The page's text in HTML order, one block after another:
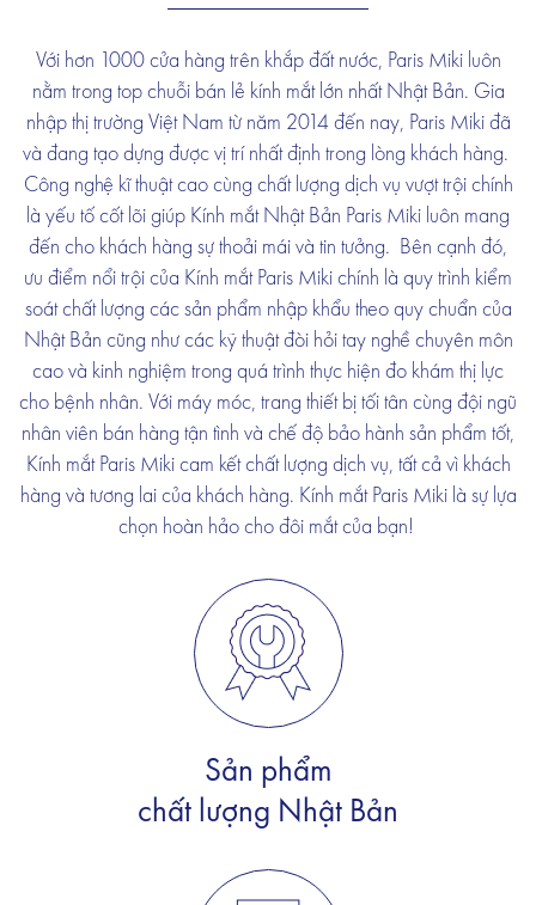
Với hơn 1000 cửa hàng trên khắp đất nước, Paris Miki luôn
nằm trong top chuỗi bán lẻ kính mắt lớn nhất Nhật Bản. Gia
nhập thị trường Việt Nam từ năm 2014 đến nay, Paris Miki đã
và đang tạo dựng được vị trí nhất định trong lòng khách hàng.
Công nghệ kĩ thuật cao cùng chất lượng dịch vụ vượt trội chính
là yếu tố cốt lõi giúp Kính mắt Nhật Bản Paris Miki luôn mang
đến cho khách hàng sự thoải mái và tin tưởng. Bên cạnh đó,
ưu điểm nổi trội của Kính mắt Paris Miki chính là quy trình kiểm
soát chất lượng các sản phẩm nhập khẩu theo quy chuẩn của
Nhật Bản cũng như các kỹ thuật đòi hỏi tay nghề chuyên môn
cao và kinh nghiệm trong quá trình thực hiện đo khám thị lực
cho bệnh nhân. Với máy móc, trang thiết bị tối tân cùng đội ngũ
nhân viên bán hàng tận tình và chế độ bảo hành sản phẩm tốt,
Kính mắt Paris Miki cam kết chất lượng dịch vụ, tất cả vì khách
hàng và tương lai của khách hàng. Kính mắt Paris Miki là sự lựa
chọn hoàn hảo cho đôi mắt của bạn!
Sản phẩm
chất lượng Nhật Bản